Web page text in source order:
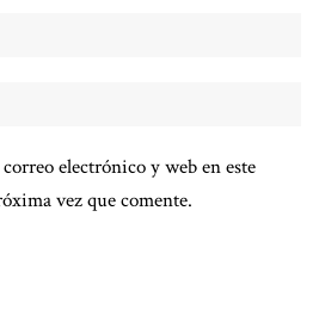
electrónico y web en este
vez que comente.